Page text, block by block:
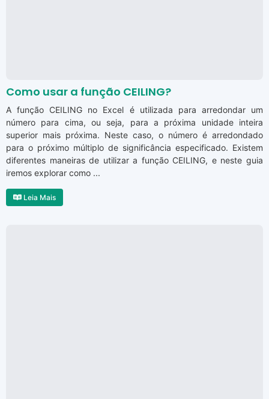
Como usar a função CEILING?
A função CEILING no Excel é utilizada para arredondar um
número para cima, ou seja, para a próxima unidade inteira
superior mais próxima. Neste caso, o número é arredondado
para o próximo múltiplo de significância especificado. Existem
diferentes maneiras de utilizar a função CEILING, e neste guia
iremos explorar como ...
Leia Mais